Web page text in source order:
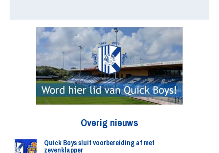
Overig nieuws
Quick Boys sluit voorbereiding af met
zevenklapper